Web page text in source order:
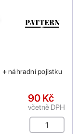
náhradní pojistku
90 Kč
včetně DPH